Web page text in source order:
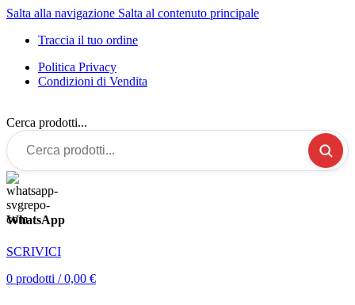
Salta alla navigazione Salta al contenuto principale
Traccia il tuo ordine
Politica Privacy
Condizioni di Vendita
Cerca prodotti...
WhatsApp
SCRIVICI
0 prodotti / 0,00 €